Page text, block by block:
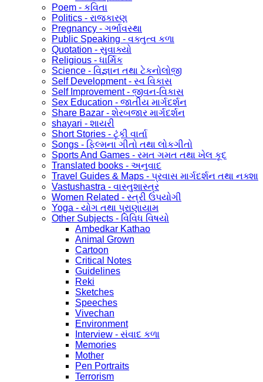
Poem - કવિતા
Politics - રાજકારણ
Pregnancy - ગર્ભાવસ્થા
Public Speaking - વક્તુત્વ કળા
Quotation - સુવાક્યો
Religious - ધાર્મિક
Science - વિજ્ઞાન તથા ટેકનોલોજી
Self Development - સ્વ વિકાસ
Self Improvement - જીવન-વિકાસ
Sex Education - જાતીય માર્ગદર્શન
Share Bazar - શેરબજાર માર્ગદર્શન
shayari - શાયરી
Short Stories - ટૂંકી વાર્તા
Songs - ફિલ્મના ગીતો તથા લોકગીતો
Sports And Games - રમત ગમત તથા ખેલ કૂદ
Translated books - અનુવાદ
Travel Guides & Maps - પ્રવાસ માર્ગદર્શન તથા નક્શા
Vastushastra - વાસ્તુશાસ્ત્ર
Women Related - સ્ત્રી ઉપયોગી
Yoga - યોગ તથા પ્રાણાયામ
Other Subjects - વિવિધ વિષયો
Ambedkar Kathao
Animal Grown
Cartoon
Critical Notes
Guidelines
Reki
Sketches
Speeches
Vivechan
Environment
Interview - સંવાદ કળા
Memories
Mother
Pen Portraits
Terrorism